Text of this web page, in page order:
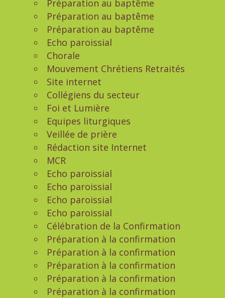
Préparation au baptême
Préparation au baptême
Préparation au baptême
Echo paroissial
Chorale
Mouvement Chrétiens Retraités
Site internet
Collégiens du secteur
Foi et Lumière
Equipes liturgiques
Veillée de prière
Rédaction site Internet
MCR
Echo paroissial
Echo paroissial
Echo paroissial
Echo paroissial
Célébration de la Confirmation
Préparation à la confirmation
Préparation à la confirmation
Préparation à la confirmation
Préparation à la confirmation
Préparation à la confirmation